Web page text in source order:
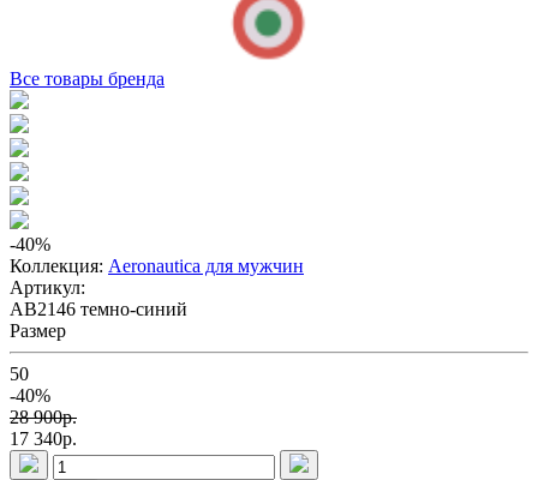
Все товары бренда
-40%
Коллекция: Aeronautica для мужчин
Артикул:
AB2146 темно-синий
Размер
50
-40%
28 900p.
17 340p.